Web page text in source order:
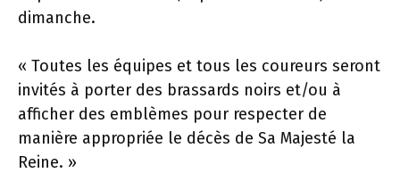
dimanche.
« Toutes les équipes et tous les coureurs seront
invités à porter des brassards noirs et/ou à
afficher des emblèmes pour respecter de
manière appropriée le décès de Sa Majesté la
Reine. »